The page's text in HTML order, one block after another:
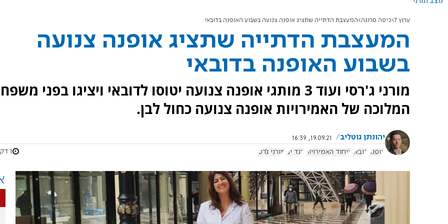
ערוץ 7 כיפה סרוגה המעצבת הדתייה שתציג אופנה צנועה בשבוע האופנה בדובאי
המעצבת הדתייה שתציג אופנה צנועה
בשבוע האופנה בדובאי
מורני ג'רסי ועוד 3 מותגי אופנה צנועה יטוסו לדובאי ויציגו בפני
המלוכה של האמירויות אופנה צנועה כחול לבן.
יהונתן גוטליב
19.09.21, 16:39
אופנה
דובאי איחוד האמירויות בגד ים מורני ג'רסי 1 דקות